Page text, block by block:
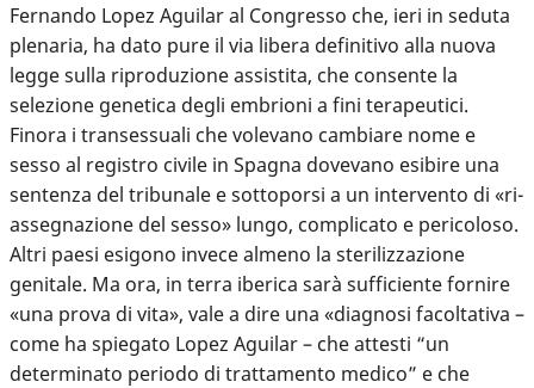
Fernando Lopez Aguilar al Congresso che, ieri in seduta
plenaria, ha dato pure il via libera definitivo alla nuova
legge sulla riproduzione assistita, che consente la
selezione genetica degli embrioni a fini terapeutici.
Finora i transessuali che volevano cambiare nome e
sesso al registro civile in Spagna dovevano esibire una
sentenza del tribunale e sottoporsi a un intervento di «ri-
assegnazione del sesso» lungo, complicato e pericoloso.
Altri paesi esigono invece almeno la sterilizzazione
genitale. Ma ora, in terra iberica sarà sufficiente fornire
«una prova di vita», vale a dire una «diagnosi facoltativa –
come ha spiegato Lopez Aguilar – che attesti “un
determinato periodo di trattamento medico” e che